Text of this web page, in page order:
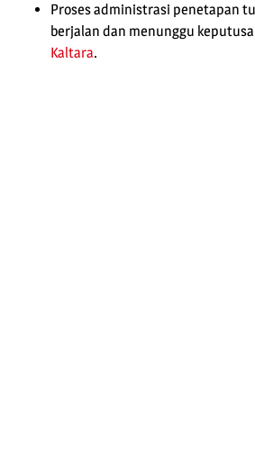
Proses administrasi penetapan
berjalan dan menunggu
Kaltara.